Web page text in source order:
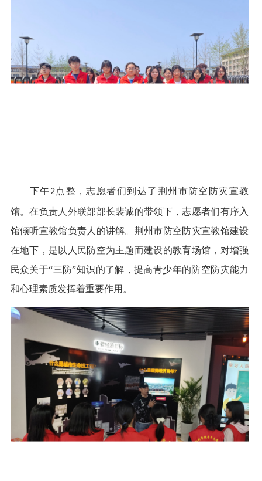
下午2点整，志愿者们到达了荆州市防空防灾宣教
馆。在负责人外联部部长裴诚的带领下，志愿者们有序入
馆倾听宣教馆负责人的讲解。荆州市防空防灾宣教馆建设
在地下，是以人民防空为主题而建设的教育场馆，对增强
民众关于“三防”知识的了解，提高青少年的防空防灾能力
和心理素质发挥着重要作用。